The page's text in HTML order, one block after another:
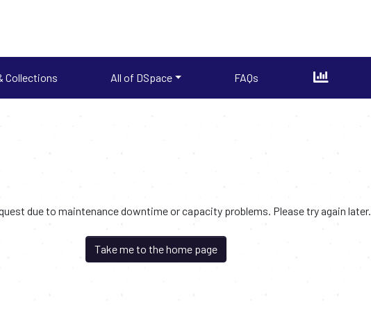
Collections All of DSpace FAQs
due to maintenance downtime or capacity problems. Please try again later.
Take me to the home page